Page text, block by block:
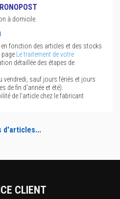
à domicile.
en fonction des articles et des stocks
Le traitement de votre
détaillée des étapes de
vendredi, sauf jours fériés et jours
de fin d'année et été).
de l'article chez le fabricant
d'articles...
CLIENT